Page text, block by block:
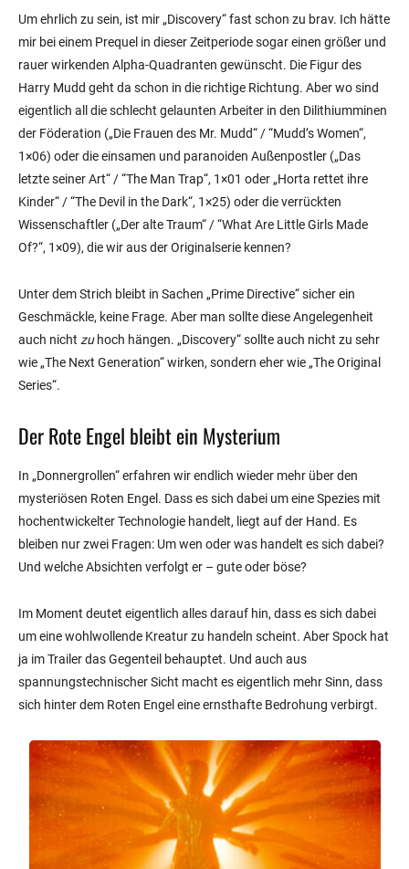
Um ehrlich zu sein, ist mir „Discovery“ fast schon zu brav. Ich hätte
mir bei einem Prequel in dieser Zeitperiode sogar einen größer und
rauer wirkenden Alpha-Quadranten gewünscht. Die Figur des
Harry Mudd geht da schon in die richtige Richtung. Aber wo sind
eigentlich all die schlecht gelaunten Arbeiter in den Dilithiumminen
der Föderation („Die Frauen des Mr. Mudd“ / “Mudd’s Women“,
1×06) oder die einsamen und paranoiden Außenpostler („Das
letzte seiner Art“ / “The Man Trap“, 1×01 oder „Horta rettet ihre
Kinder“ / “The Devil in the Dark“, 1×25) oder die verrückten
Wissenschaftler („Der alte Traum“ / “What Are Little Girls Made
Of?“, 1×09), die wir aus der Originalserie kennen?
Unter dem Strich bleibt in Sachen „Prime Directive“ sicher ein
Geschmäckle, keine Frage. Aber man sollte diese Angelegenheit
auch nicht zuhoch hängen. „Discovery“ sollte auch nicht zu sehr
wie „The Next Generation“ wirken, sondern eher wie „The Original
Series“.
Der Rote Engel bleibt ein Mysterium
In „Donnergrollen“ erfahren wir endlich wieder mehr über den
mysteriösen Roten Engel. Dass es sich dabei um eine Spezies mit
hochentwickelter Technologie handelt, liegt auf der Hand. Es
bleiben nur zwei Fragen: Um wen oder was handelt es sich dabei?
Und welche Absichten verfolgt er – gute oder böse?
Im Moment deutet eigentlich alles darauf hin, dass es sich dabei
um eine wohlwollende Kreatur zu handeln scheint. Aber Spock hat
ja im Trailer das Gegenteil behauptet. Und auch aus
spannungstechnischer Sicht macht es eigentlich mehr Sinn, dass
sich hinter dem Roten Engel eine ernsthafte Bedrohung verbirgt.